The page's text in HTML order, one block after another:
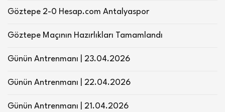
Göztepe 2-0 Hesap.com Antalyaspor
Göztepe Maçının Hazırlıkları Tamamlandı
Günün Antrenmanı | 23.04.2026
Günün Antrenmanı | 22.04.2026
Günün Antrenmanı | 21.04.2026